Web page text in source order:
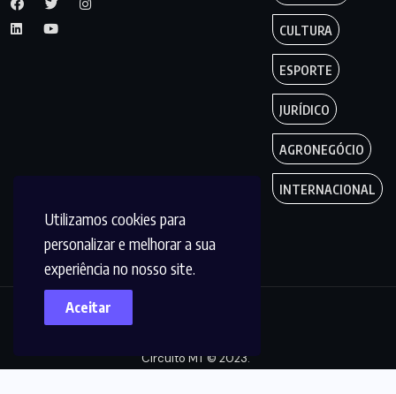
Utilizamos cookies para
personalizar e melhorar a sua
experiência no nosso site.
Aceitar
CULTURA
ESPORTE
JURÍDICO
AGRONEGÓCIO
INTERNACIONAL
Circuito MT © 2023.